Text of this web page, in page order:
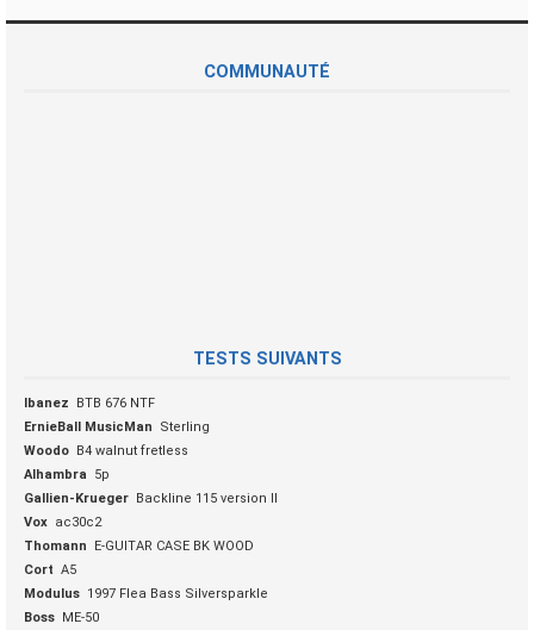
COMMUNAUTÉ
TESTS SUIVANTS
Ibanez
BTB 676 NTF
ErnieBall MusicMan
Sterling
Woodo B4 walnut fretless
Alhambra
5p
Gallien-Krueger Backline 115 version II
Vox ac30c2
Thomann
E-GUITAR CASE BK WOOD
Cort A5
Modulus 1997 Flea Bass Silversparkle
Boss ME-50